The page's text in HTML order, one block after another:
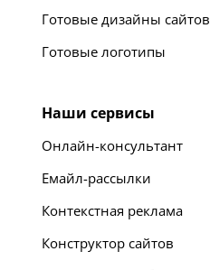
Готовые дизайны сайтов
Готовые логотипы
Наши сервисы
Онлайн-консультант
Емайл-рассылки
Контекстная реклама
Конструктор сайтов